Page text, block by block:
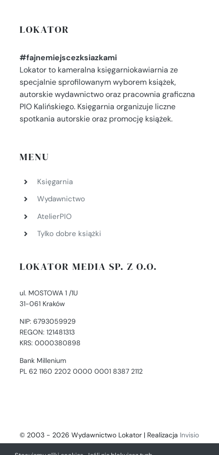
LOKATOR
#fajnemiejscezksiazkami
Lokator to kameralna księgarniokawiarnia ze
specjalnie sprofilowanym wyborem książek,
autorskie wydawnictwo oraz pracownia graficzna
PIO Kalińskiego. Księgarnia organizuje liczne
spotkania autorskie oraz promocję książek.
MENU
Księgarnia
Wydawnictwo
AtelierPIO
Tylko dobre książki
LOKATOR MEDIA SP. Z O.O.
ul. MOSTOWA 1 /1U
31-061 Kraków
NIP: 6793059929
REGON: 121481313
KRS: 0000380898
Bank Millenium
PL 62 1160 2202 0000 0001 8387 2112
© 2003 - 2026 Wydawnictwo Lokator | Realizacja Invisio
- Digital Solutions